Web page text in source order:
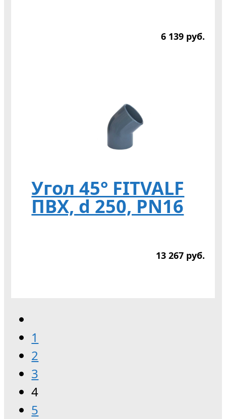
6 139 руб.
Угол 45° FITVALF
ПВХ, d 250, PN16
13 267 руб.
1
2
3
4
5